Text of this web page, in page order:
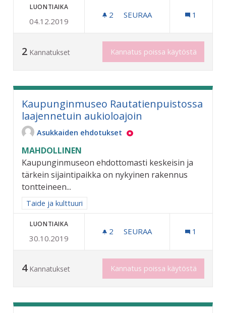
LUONTIAIKA
04.12.2019
2 2 SEURAAJAA
SEURAA 1
2 Kannatukset Kannatus poissa käytöstä
Kaupunginmuseo Rautatienpuistossa
laajennetuin aukioloajoin
Asukkaiden ehdotukset
MAHDOLLINEN
Kaupunginmuseon ehdottomasti keskeisin ja
tärkein sijaintipaikka on nykyinen rakennus
tontteineen...
Rajaa tulokset aihepiirin mukaan: Taide ja kulttuuri
Taide ja kulttuuri
LUONTIAIKA
30.10.2019
2 2 SEURAAJAA
SEURAA 1
4 Kannatukset Kannatus poissa käytöstä